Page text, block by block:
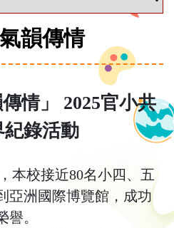
韻傳情
情」
2025官小共
紀錄活動
本校接近80名小四、五
亞洲國際博覽館，成功
。